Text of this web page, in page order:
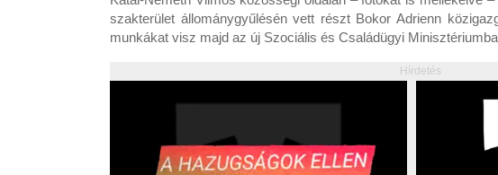
szakterület állománygyűlésén vett részt Bokor Adrienn
munkákat visz majd az új Szociális és Családügyi
Hírdetés